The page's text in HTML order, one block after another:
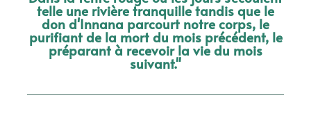
telle une rivière tranquille tandis que le
don d'Innana parcourt notre corps, le
purifiant de la mort du mois précédent, le
préparant à recevoir la vie du mois
suivant."